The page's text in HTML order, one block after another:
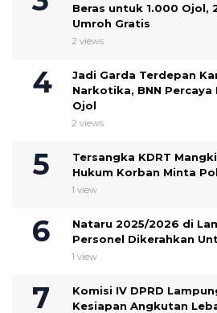
Beras untuk 1.000 Ojol,
Umroh Gratis
2 views
Jadi Garda Terdepan
Narkotika, BNN
Ojol
2 views
Tersangka KDRT
Hukum Korban Minta
1 view
Nataru 2025/2026 di
Personel Dikerahkan
1 view
Komisi IV DPRD
Kesiapan Angkutan